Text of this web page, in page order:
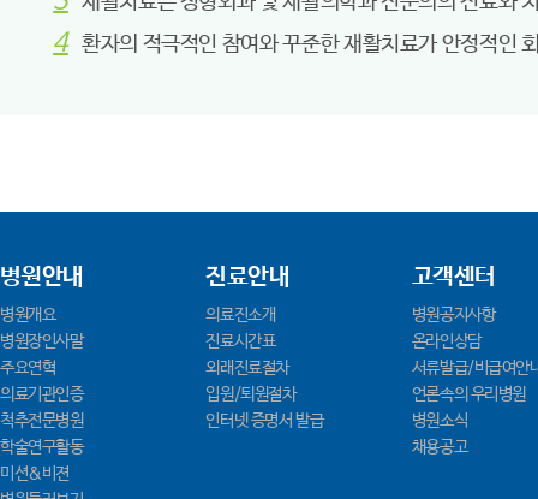
환자의 적극적인 참여와 꾸준한 재활치료가 안정적인
병원안내
병원개요
병원장인사말
주요연혁
의료기관인증
척추전문병원
학술연구활동
미션&비젼
진료안내
의료진소개
진료시간표
외래진료절차
입원/퇴원절차
인터넷 증명서 발급
고객센터
병원공지사항
온라인상담
서류발급/비급여안
언론속의 우리병원
병원소식
채용공고